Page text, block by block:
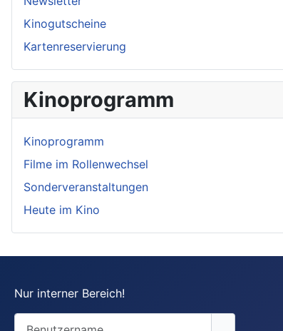
Kinogutscheine
Kartenreservierung
Kinoprogramm
Kinoprogramm
Filme im Rollenwechsel
Sonderveranstaltungen
Heute im Kino
Nur interner Bereich!